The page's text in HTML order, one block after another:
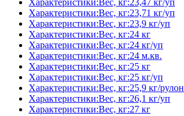
Характеристики:Вес, кг:23,47 кг/уп
Характеристики:Вес, кг:23,71 кг/уп
Характеристики:Вес, кг:23,9 кг/уп
Характеристики:Вес, кг:24 кг
Характеристики:Вес, кг:24 кг/уп
Характеристики:Вес, кг:24 м.кв.
Характеристики:Вес, кг:25 кг
Характеристики:Вес, кг:25 кг/уп
Характеристики:Вес, кг:25,9 кг/рулон
Характеристики:Вес, кг:26,1 кг/уп
Характеристики:Вес, кг:27 кг